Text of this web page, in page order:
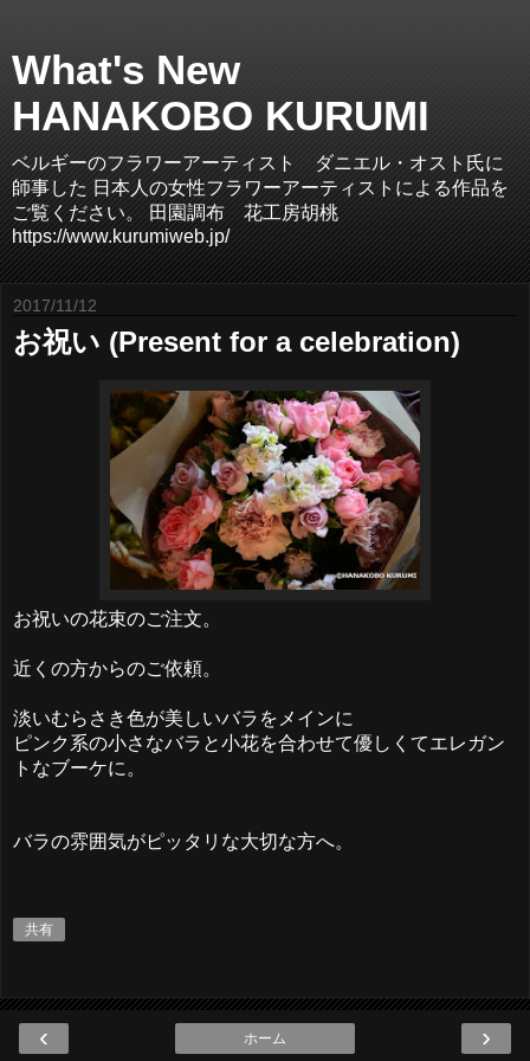
What's New
HANAKOBO KURUMI
ベルギーのフラワーアーティスト ダニエル・オスト氏に
師事した 日本人の女性フラワーアーティストによる作品を
ご覧ください。 田園調布 花工房胡桃
https://www.kurumiweb.jp/
2017/11/12
お祝い (Present for a celebration)
お祝いの花束のご注文。
近くの方からのご依頼。
淡いむらさき色が美しいバラをメインに
ピンク系の小さなバラと小花を合わせて優しくてエレガン
トなブーケに。
バラの雰囲気がピッタリな大切な方へ。
共有
‹ ›
ホーム